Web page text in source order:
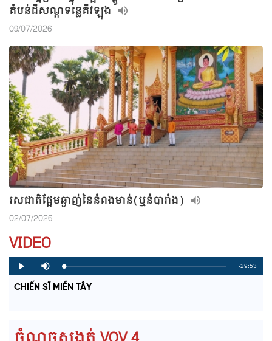
តំបន់ដីសណ្តទន្លេគីវឡុង
09/07/2026
រសជាតិផ្អែមឆ្ងាញ់នៃនំពងមាន់(ឬនំបារាំង)
02/07/2026
VIDEO
P
l
y
M
u
e
L
o
a
d
P
r
o
g
R
-29:53
CHIẾN SĨ MIỀN TÂY